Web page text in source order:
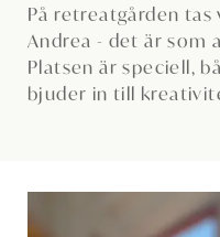
På retreatgården tas
Andrea - det är som
Platsen är speciell,
bjuder in till